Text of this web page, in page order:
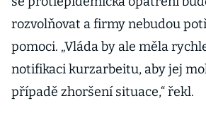
rozvolňovat a firmy nebudou
pomoci. „Vláda by ale měla
notifikaci kurzarbeitu, aby jej
případě zhoršení situace,“ řekl.